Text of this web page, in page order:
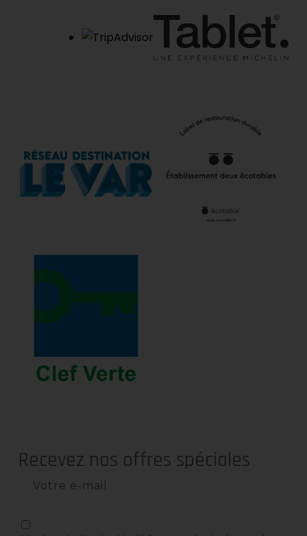
Recevez nos offres spéciales